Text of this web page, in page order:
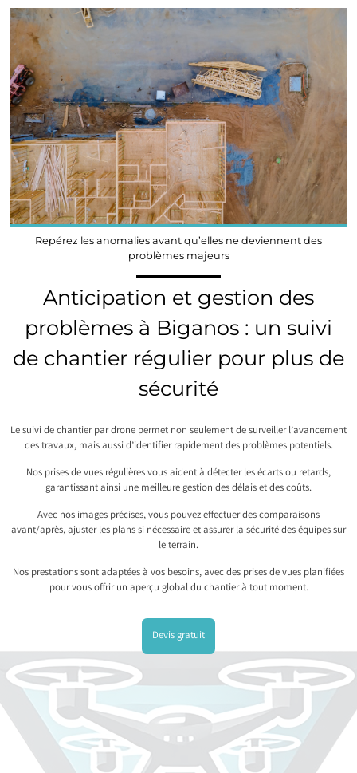
Repérez les anomalies avant qu’elles ne deviennent des
problèmes majeurs
Anticipation et gestion des
problèmes à Biganos : un suivi
de chantier régulier pour plus de
sécurité
Le suivi de chantier par drone permet non seulement de surveiller l’avancement
des travaux, mais aussi d’identifier rapidement des problèmes potentiels.
Nos prises de vues régulières vous aident à détecter les écarts ou retards,
garantissant ainsi une meilleure gestion des délais et des coûts.
Avec nos images précises, vous pouvez effectuer des comparaisons
avant/après, ajuster les plans si nécessaire et assurer la sécurité des équipes sur
le terrain.
Nos prestations sont adaptées à vos besoins, avec des prises de vues planifiées
pour vous offrir un aperçu global du chantier à tout moment.
Devis gratuit